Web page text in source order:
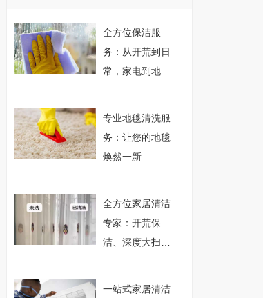
全方位保洁服
务：从开荒到日
常，家电到地
专业地毯清洗服
务：让您的地毯
焕然一新
全方位家居清洁
专家：开荒保
洁、深度大扫
一站式家居清洁